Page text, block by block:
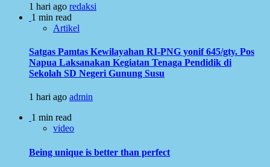
1 hari ago redaksi
1 min read
Artikel
Satgas Pamtas Kewilayahan RI-PNG yonif 645/gty. Pos
Napua Laksanakan Kegiatan Tenaga Pendidik di
Sekolah SD Negeri Gunung Susu
1 hari ago admin
1 min read
video
Being unique is better than perfect